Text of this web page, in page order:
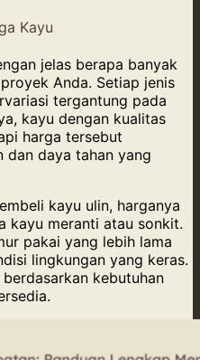
Kayu
jelas berapa banyak
Anda. Setiap jenis
tergantung pada
kayu dengan kualitas
harga tersebut
dan daya tahan yang
kayu ulin, harganya
kayu meranti atau sonkit.
pakai yang lebih lama
lingkungan yang keras.
kebutuhan